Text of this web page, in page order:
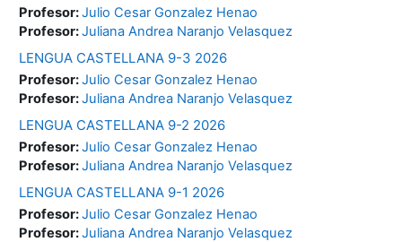
Profesor:Julio Cesar Gonzalez Henao
Profesor:Juliana Andrea Naranjo Velasquez
LENGUA CASTELLANA 9-3 2026
Profesor:Julio Cesar Gonzalez Henao
Profesor:Juliana Andrea Naranjo Velasquez
LENGUA CASTELLANA 9-2 2026
Profesor:Julio Cesar Gonzalez Henao
Profesor:Juliana Andrea Naranjo Velasquez
LENGUA CASTELLANA 9-1 2026
Profesor:Julio Cesar Gonzalez Henao
Profesor:Juliana Andrea Naranjo Velasquez